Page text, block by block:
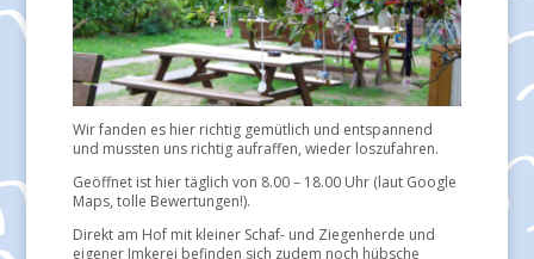
Wir fanden es hier richtig gemütlich und entspannend
und mussten uns richtig aufraffen, wieder loszufahren.
Geöffnet ist hier täglich von 8.00 – 18.00 Uhr (laut Google
Maps, tolle Bewertungen!).
Direkt am Hof mit kleiner Schaf- und Ziegenherde und
eigener Imkerei befinden sich zudem noch hübsche